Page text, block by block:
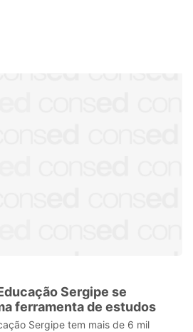
Sergipe se
ferramenta de estudos
Sergipe tem mais de 6 mil